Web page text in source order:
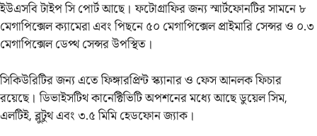
ইউএসবি টাইপ সি পোর্ট আছে। ফটোগ্রাফির জন্য স্মার্টফোনটির সামনে ৮
মেগাপিক্সেল ক্যামেরা এবং পিছনে ৫০ মেগাপিক্সেল প্রাইমারি সেন্সর ও ০.৩
মেগাপিক্সেল ডেপ্থ সেন্সর উপস্থিত।
সিকিউরিটির জন্য এতে ফিঙ্গারপ্রিন্ট স্ক্যানার ও ফেস আনলক ফিচার
রয়েছে। ডিভাইসটিথ কানেক্টিভিটি অপশনের মধ্যে আছে ডুয়েল সিম,
এলটিই, ব্লুটুথ এবং ৩.৫ মিমি হেডফোন জ্যাক।